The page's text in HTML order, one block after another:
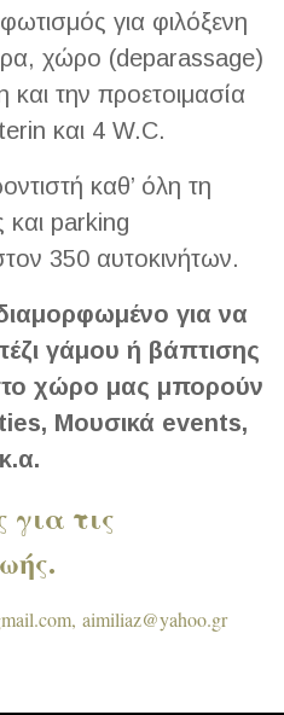
για φιλόξενη
χώρο (deparassage)
την προετοιμασία
και 4 W.C.
καθ’ όλη τη
και parking
350 αυτοκινήτων.
για να
γάμου ή βάπτισης
χώρο μας μπορούν
Μουσικά events,
για τις
aimiliaz@yahoo.gr